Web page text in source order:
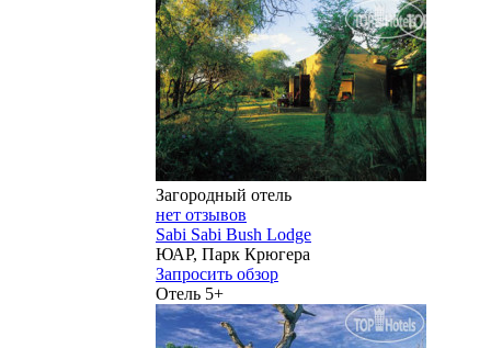
Загородный отель
нет отзывов
Sabi Sabi Bush Lodge
ЮАР, Парк Крюгера
Запросить обзор
Отель 5+